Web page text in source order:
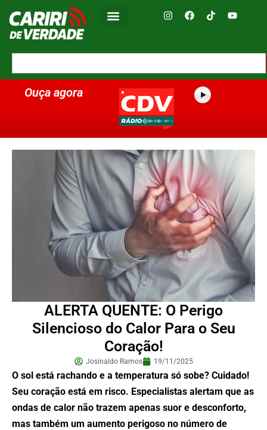
Ouça agora
ALERTA QUENTE: O Perigo
Silencioso do Calor Para o Seu
Coração!
Josinaldo Ramos 19/11/2025
O sol está rachando e a temperatura só sobe? Cuidado!
Seu coração está em risco. Especialistas alertam que as
ondas de calor não trazem apenas suor e desconforto,
mas também um aumento perigoso no número de